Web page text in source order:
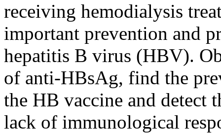
receiving hemodialysis
important prevention and
hepatitis B virus (HBV).
of anti-HBsAg, find the
the HB vaccine and detect
lack of immunological